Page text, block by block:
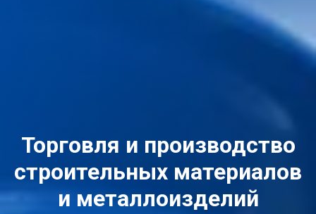
Торговля и производство
строительных материалов
и металлоизделий